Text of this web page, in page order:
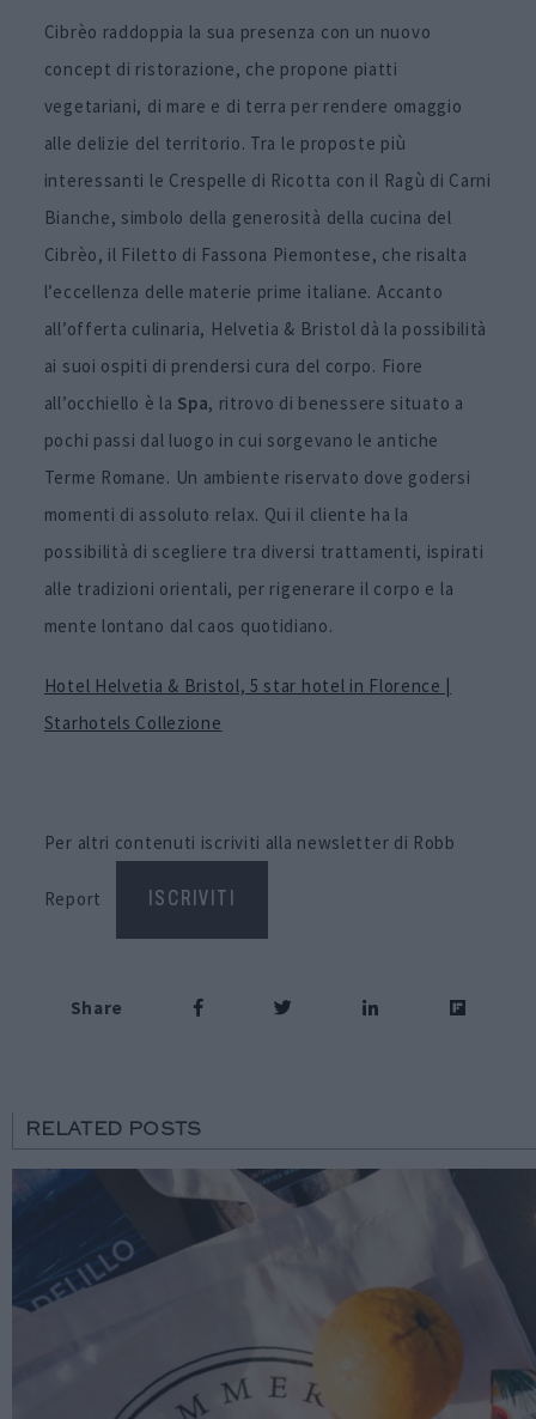
Cibrèo raddoppia la sua presenza con un nuovo
concept di ristorazione, che propone piatti
vegetariani, di mare e di terra per rendere omaggio
alle delizie del territorio. Tra le proposte più
interessanti le Crespelle di Ricotta con il Ragù di Carni
Bianche, simbolo della generosità della cucina del
Cibrèo, il Filetto di Fassona Piemontese, che risalta
l’eccellenza delle materie prime italiane. Accanto
all’offerta culinaria, Helvetia & Bristol dà la possibilità
ai suoi ospiti di prendersi cura del corpo. Fiore
all’occhiello è la Spa, ritrovo di benessere situato a
pochi passi dal luogo in cui sorgevano le antiche
Terme Romane. Un ambiente riservato dove godersi
momenti di assoluto relax. Qui il cliente ha la
possibilità di scegliere tra diversi trattamenti, ispirati
alle tradizioni orientali, per rigenerare il corpo e la
mente lontano dal caos quotidiano.
Hotel Helvetia & Bristol, 5 star hotel in Florence |
Starhotels Collezione
Per altri contenuti iscriviti alla newsletter di Robb
Report ISCRIVITI
Share
RELATED POSTS